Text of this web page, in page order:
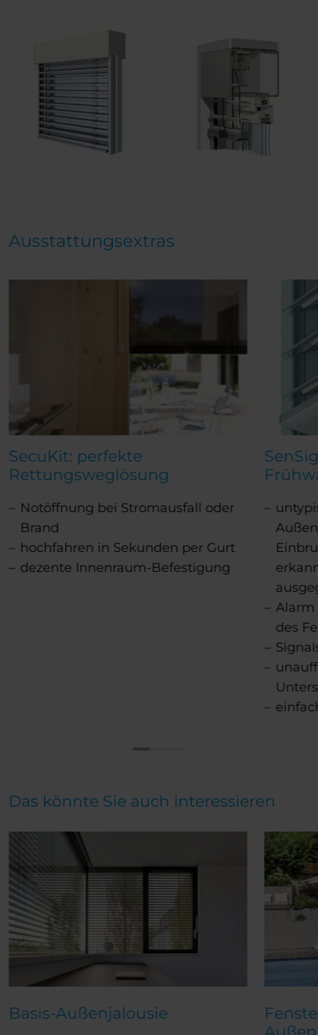
Ausstattungsextras
SecuKit: perfekte
Rettungsweglösung
Notöffnung bei Stromausfall oder
Brand
hochfahren in Sekunden per Gurt
dezente Innenraum-Befestigung
Alarm
des
Das könnte Sie auch interessieren
Basis-Außenjalousie